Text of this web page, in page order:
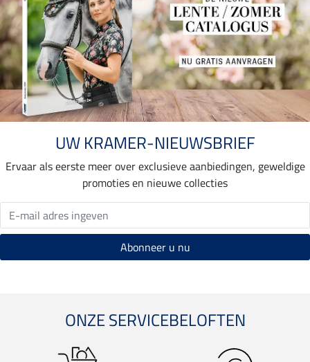
UW KRAMER-NIEUWSBRIEF
Ervaar als eerste meer over exclusieve aanbiedingen, geweldige
promoties en nieuwe collecties
ONZE SERVICEBELOFTEN